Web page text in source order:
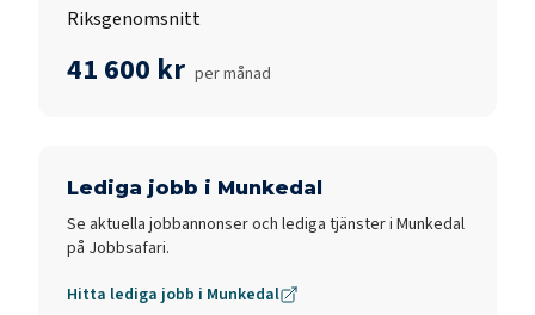
Riksgenomsnitt
41 600 kr per månad
Lediga jobb i Munkedal
Se aktuella jobbannonser och lediga tjänster i Munkedal
på Jobbsafari.
Hitta lediga jobb i Munkedal